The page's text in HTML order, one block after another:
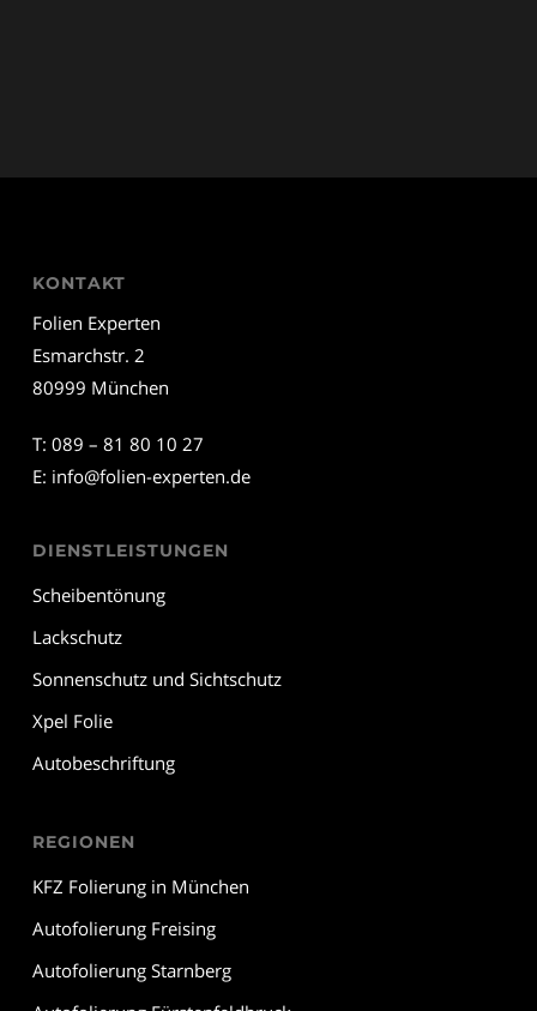
KONTAKT
Folien Experten
Esmarchstr. 2
80999 München
T: 089 – 81 80 10 27
E: info@folien-experten.de
DIENSTLEISTUNGEN
Scheibentönung
Lackschutz
Sonnenschutz und Sichtschutz
Xpel Folie
Autobeschriftung
REGIONEN
KFZ Folierung in München
Autofolierung Freising
Autofolierung Starnberg